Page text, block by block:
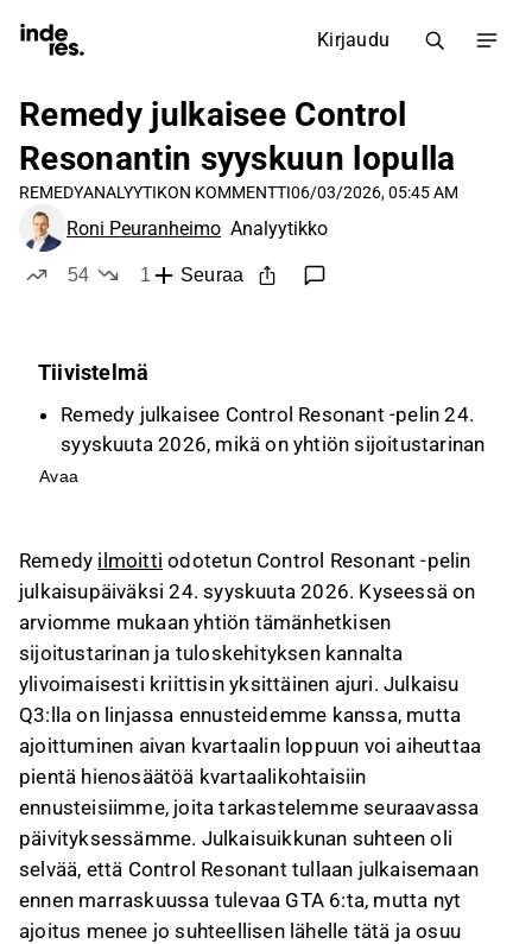
Kirjaudu
Remedy julkaisee Control
Resonantin syyskuun lopulla
REMEDYANALYYTIKON KOMMENTTI06/03/2026, 05:45 AM
Roni Peuranheimo Analyytikko
54
1
Seuraa
Tiivistelmä
Remedy julkaisee Control Resonant -pelin 24.
syyskuuta 2026, mikä on yhtiön sijoitustarinan
ja tuloskehityksen kannalta kriittinen ajuri.
pelin koko myynnin liikevaihtona, mutta
vähentää jakelukulut ja Annapurnalle
tilitettävän osuuden.
Itsejulkaisun bruttomarginaali on matalampi
kuin aiemmissa rojaltituotoissa, mutta se
tarjoaa suuremman tulospotentiaalin, jos peli
myy hyvin.
Seuraamme pelin Steam-toivelistasijoituksia ja
pelaajayhteisön reaktioita arvioidaksemme
myyntiennusteiden kestävyyttä.
Tämä sisältö on tekoälyn tuottamaa. Anna siihen
liittyvää palautetta Inderesinfoorumilla.
Avaa
Remedy ilmoitti odotetun Control Resonant -pelin
julkaisupäiväksi 24. syyskuuta 2026. Kyseessä on
arviomme mukaan yhtiön tämänhetkisen
sijoitustarinan ja tuloskehityksen kannalta
ylivoimaisesti kriittisin yksittäinen ajuri. Julkaisu
Q3:lla on linjassa ennusteidemme kanssa, mutta
ajoittuminen aivan kvartaalin loppuun voi aiheuttaa
pientä hienosäätöä kvartaalikohtaisiin
ennusteisiimme, joita tarkastelemme seuraavassa
päivityksessämme. Julkaisuikkunan suhteen oli
selvää, että Control Resonant tullaan julkaisemaan
ennen marraskuussa tulevaa GTA 6:ta, mutta nyt
ajoitus menee jo suhteellisen lähelle tätä ja osuu